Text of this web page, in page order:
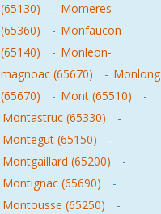
(65130)
- Momeres
(65360)
- Monfaucon
(65140)
- Monleon-
magnoac (65670)
- Monlong
(65670)
- Mont (65510)
-
Montastruc (65330)
-
Montegut (65150)
-
Montgaillard (65200)
-
Montignac (65690)
-
Montousse (65250)
-